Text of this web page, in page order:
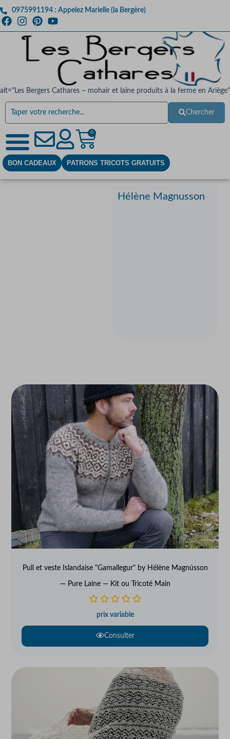
0975991194 : Appelez Marielle (la Bergère)
alt="Les Bergers Cathares – mohair et laine produits à la ferme en Ariège"
Chercher
0
BON CADEAUX PATRONS TRICOTS GRATUITS
Hélène Magnusson
Pull et veste Islandaise "Gamallegur" by Hélène Magnússon
— Pure Laine — Kit ou Tricoté Main
prix variable
Consulter